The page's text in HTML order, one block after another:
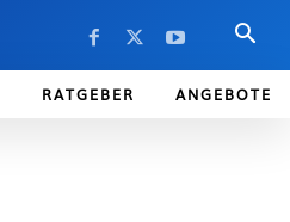
RATGEBER ANGEBOTE